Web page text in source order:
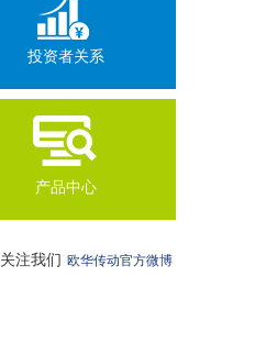
投资者关系
产品中心
关注我们 欧华传动官方微博